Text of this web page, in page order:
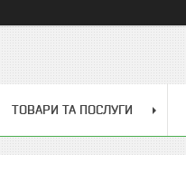
ТОВАРИ ТА ПОСЛУГИ